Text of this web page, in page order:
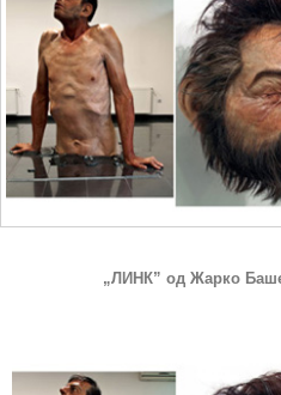
„ЛИНК” од Жарко